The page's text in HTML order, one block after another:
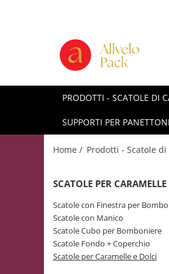
Prodotti - Scatole di Cartone
Scatole per Panettone e Torte
Scatole per Panettone e Torte con
Scatole per Panettone e Torte
senza Finestra
Bicchieri in Cartone
Scatole alte per dolci con vassoio
incluso "Smart-Box"
Scatole Alte con Finestra per
Scatole Alte senza Finestra per Mini
PRODOTTI - SCATOLE DI
SUPPORTI PER
Home / Prodotti - Scatole
SCATOLE PER
Scatole con Finestra per
Scatole con Manico
Scatole Cubo per Bomboniere
Scatole Fondo + Coperchio
Scatole per Caramelle e Dolci